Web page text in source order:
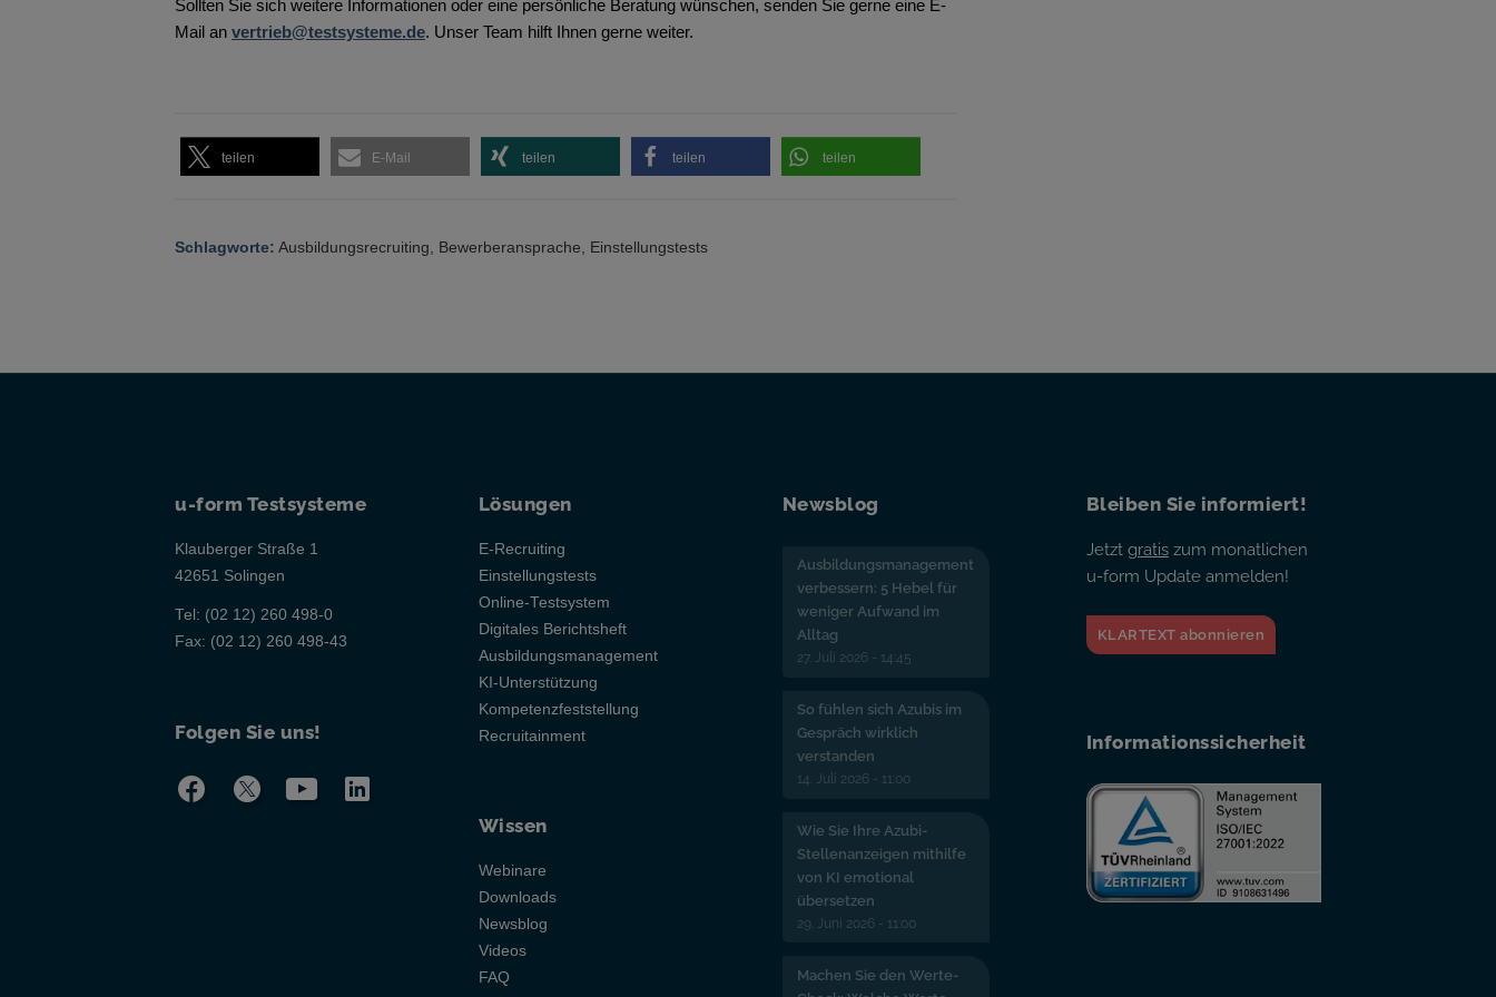
Sollten Sie sich weitere Informationen oder eine persönliche Beratung wünschen, senden Sie gerne eine E-
Mail an vertrieb@testsysteme.de. Unser Team hilft Ihnen gerne weiter.
teilen E-Mail teilen teilen teilen
Schlagworte: Ausbildungsrecruiting, Bewerberansprache, Einstellungstests
u-form Testsysteme
Klauberger Straße 1
42651 Solingen
Tel: (02 12) 260 498-0
Fax: (02 12) 260 498-43
Folgen Sie uns!
Lösungen
E-Recruiting
Einstellungstests
Online-Testsystem
Digitales Berichtsheft
Ausbildungsmanagement
KI-Unterstützung
Kompetenzfeststellung
Recruitainment
Wissen
Webinare
Downloads
Newsblog
Videos
FAQ
Newsblog
Ausbildungsmanagement
verbessern: 5 Hebel für
weniger Aufwand im
Alltag
27. Juli 2026 - 14:45
So fühlen sich Azubis im
Gespräch wirklich
verstanden
14. Juli 2026 - 11:00
Wie Sie Ihre Azubi-
Stellenanzeigen mithilfe
von KI emotional
übersetzen
29. Juni 2026 - 11:00
Machen Sie den Werte-
Bleiben Sie informiert!
Jetzt gratiszum monatlichen
u-form Update anmelden!
KLARTEXT abonnieren
Informationssicherheit